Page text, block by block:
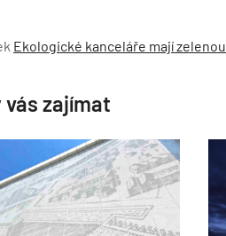
Ekologické kanceláře mají zelenou
vás zajímat